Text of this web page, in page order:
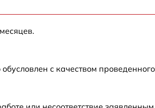
от 60 мин
с качеством